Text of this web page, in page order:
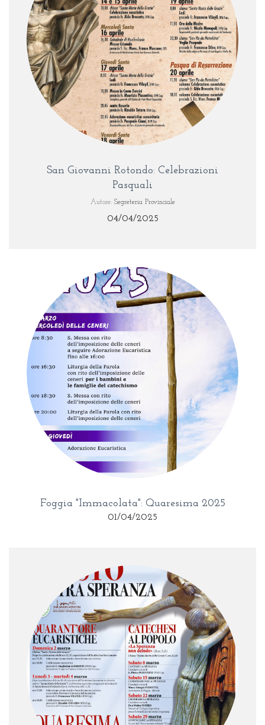
San Giovanni Rotondo: Celebrazioni
Pasquali
Autore: Segreteria Provinciale
04/04/2025
Foggia "Immacolata": Quaresima 2025
01/04/2025